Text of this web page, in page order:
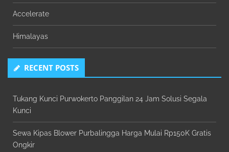
Accelerate
Himalayas
RECENT POSTS
Tukang Kunci Purwokerto Panggilan 24 Jam Solusi Segala
Kunci
Sewa Kipas Blower Purbalingga Harga Mulai Rp150K Gratis
Ongkir